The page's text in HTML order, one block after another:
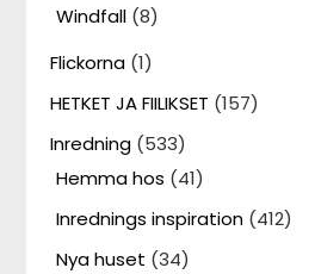
Windfall (8)
Flickorna (1)
HETKET JA FIILIKSET (157)
Inredning (533)
Hemma hos (41)
Inrednings inspiration (412)
Nya huset (34)